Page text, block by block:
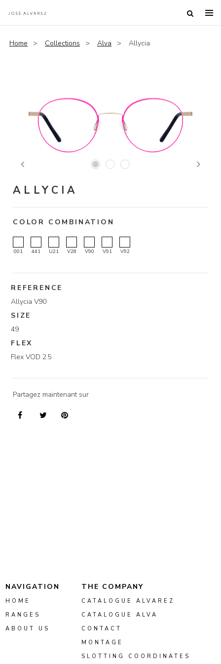
Home Collections Alva Allycia
Previous Next
ALLYCIA
COLOR COMBINATION
001 441 U21 V28 V90 V91 V92
REFERENCE
Allycia V90
SIZE
49
FLEX
Flex VOD 2.5
Partagez maintenant sur
NAVIGATION
HOME
RANGES
ABOUT US
THE COMPANY
CATALOGUE ALVAREZ
CATALOGUE ALVA
CONTACT
MONTAGE
SLOTTING COORDINATES